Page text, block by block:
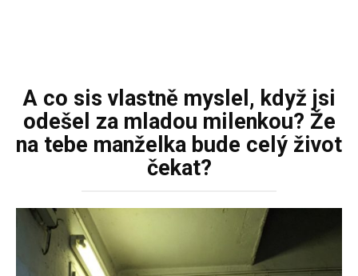
A co sis vlastně myslel, když jsi
odešel za mladou milenkou? Že
na tebe manželka bude celý život
čekat?